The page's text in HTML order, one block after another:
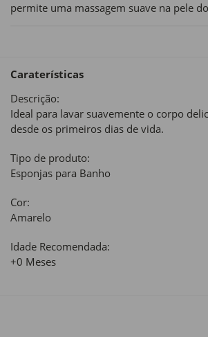
permite uma massagem suave na pele
Caraterísticas
Descrição:
Ideal para lavar suavemente o corpo
desde os primeiros dias de vida.
Tipo de produto:
Esponjas para Banho
Cor:
Amarelo
Idade Recomendada:
+0 Meses